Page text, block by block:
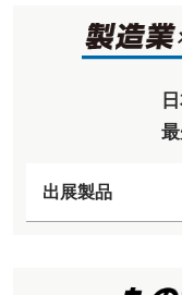
出展製品